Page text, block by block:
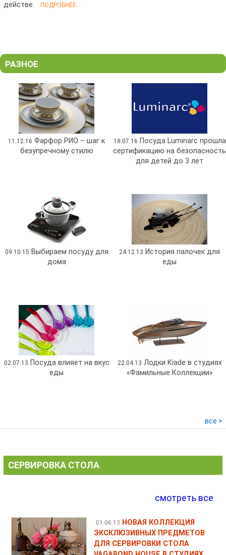
действе.ПОДРОБНЕЕ...
РАЗНОЕ
11.12.16 Фарфор РИО – шаг к
безупречному стилю
18.07.16 Посуда Luminarc прошла
сертификацию на безопасность
для детей до 3 лет
09.10.15 Выбираем посуду для
дома
24.12.13 История палочек для
еды
02.07.13 Посуда влияет на вкус
еды
22.04.13 Лодки Kiade в студиях
«Фамильные Коллекции»
все >
СЕРВИРОВКА СТОЛА
смотреть все
01.06.13 НОВАЯ КОЛЛЕКЦИЯ
ЭКСКЛЮЗИВНЫХ ПРЕДМЕТОВ
ДЛЯ СЕРВИРОВКИ СТОЛА